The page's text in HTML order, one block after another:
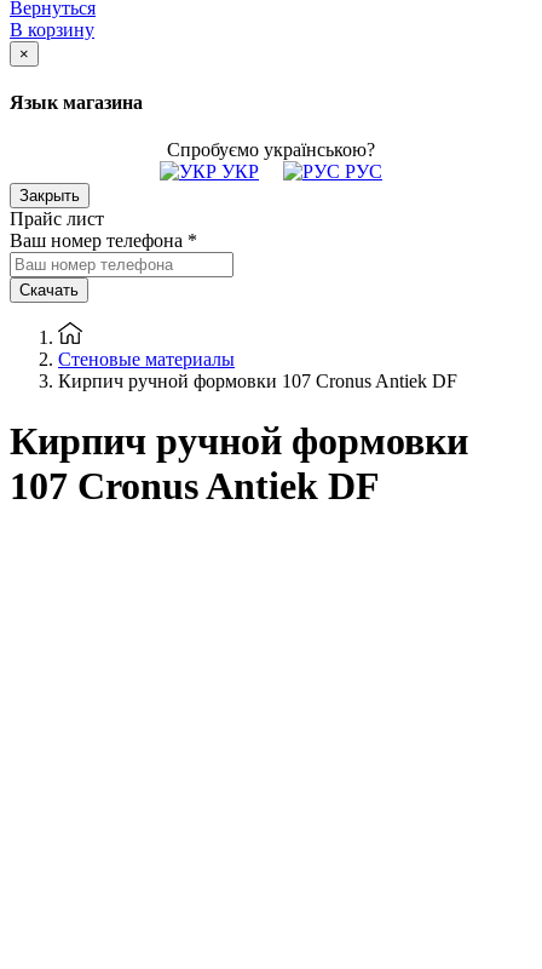
Вернуться
В корзину
×
Язык магазина
Спробуємо українською?
УКР
РУС
Закрыть
Прайс лист
Ваш номер телефона *
Скачать
Стеновые материалы
Кирпич ручной формовки 107 Cronus Antiek DF
Кирпич ручной формовки
107 Cronus Antiek DF